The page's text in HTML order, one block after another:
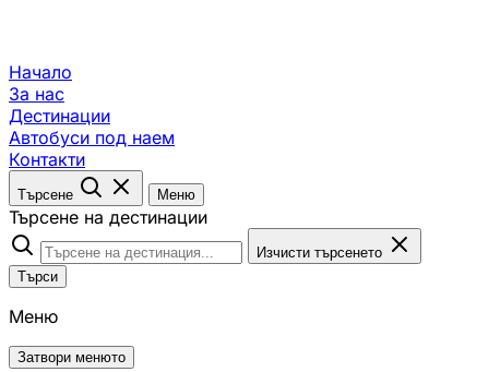
Начало
За нас
Дестинации
Автобуси под наем
Контакти
Търсене Меню
Търсене на дестинации
Изчисти търсенето
Търси
Меню
Затвори менюто